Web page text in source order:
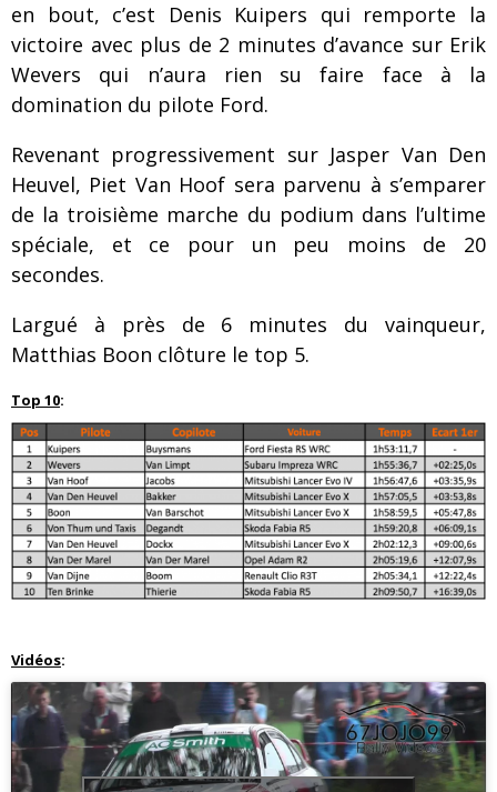
en bout, c’est Denis Kuipers qui remporte la
victoire avec plus de 2 minutes d’avance sur Erik
Wevers qui n’aura rien su faire face à la
domination du pilote Ford.
Revenant progressivement sur Jasper Van Den
Heuvel, Piet Van Hoof sera parvenu à s’emparer
de la troisième marche du podium dans l’ultime
spéciale, et ce pour un peu moins de 20
secondes.
Largué à près de 6 minutes du vainqueur,
Matthias Boon clôture le top 5.
Top 10:
Vidéos: